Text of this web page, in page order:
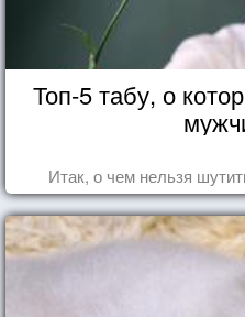
Топ-5 табу, о
Итак, о чем нельзя